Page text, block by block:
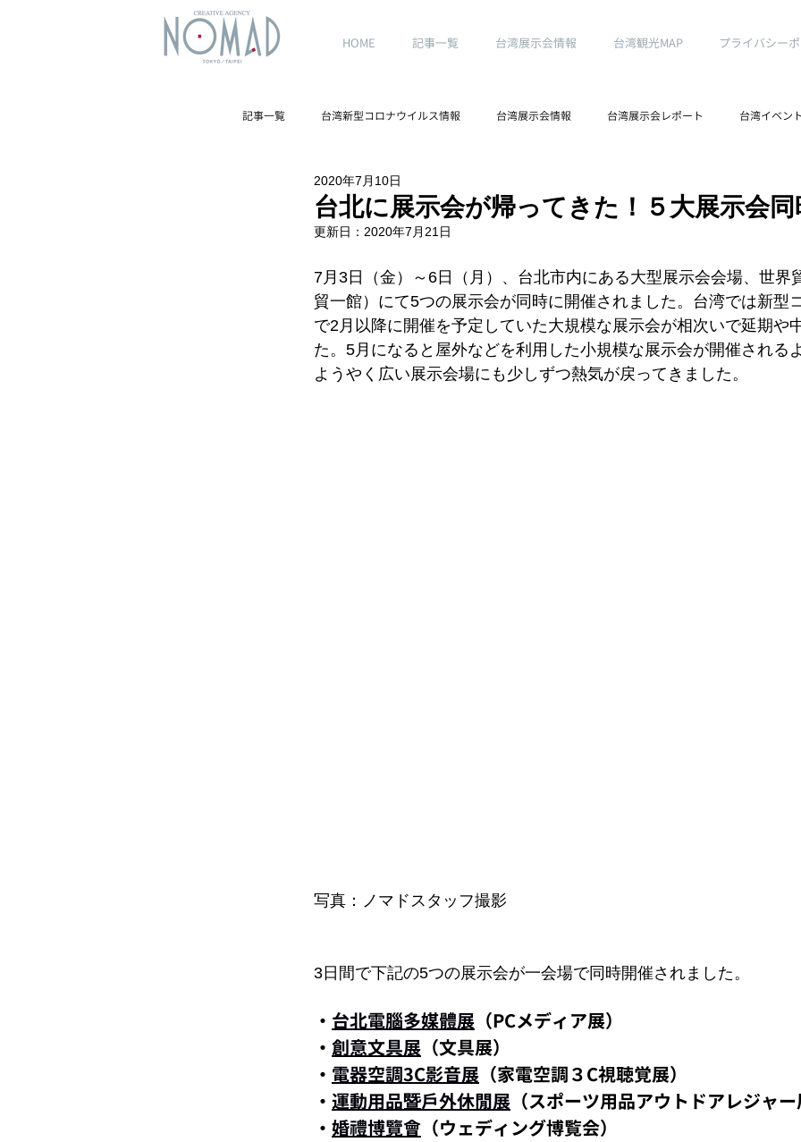
HOME 記事一覧 台湾展示会情報 台湾観光MAP プライバシー
記事一覧 台湾新型コロナウイルス情報 台湾展示会情報 台湾展示会レポート 台湾イベン
台湾観光スポット
台北に展示会が帰ってきた！５大展示会
2020年7月10日
更新日： 2020年7月21日
7月3日（金）～6日（月）、台北市内にある大型展示会会場、世界
貿一館）にて5つの展示会が同時に開催されました。台湾では新型
で2月以降に開催を予定していた大規模な展示会が相次いで延期や
た。5月になると屋外などを利用した小規模な展示会が開催される
ようやく広い展示会場にも少しずつ熱気が戻ってきました。
写真：ノマドスタッフ撮影
3日間で下記の5つの展示会が一会場で同時開催されました。
・ 台北電腦多媒體展 （PCメディア展）
・ 創意文具展 （文具展）
・ 電器空調3C影音展 （家電空調３C視聴覚展）
・ 運動用品暨戶外休閒展 （スポーツ用品アウトドアレジャ
・ 婚禮博覽會 （ウェディング博覧会）